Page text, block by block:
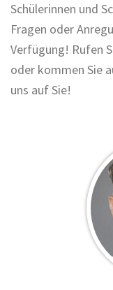
Schülerinnen und
Fragen oder
Verfügung! Rufen
oder kommen Sie
uns auf Sie!